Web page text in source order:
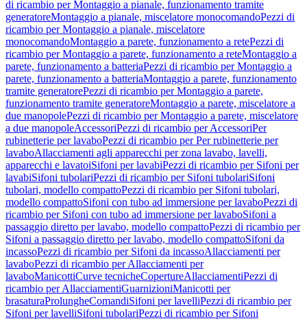
di ricambio per Montaggio a pianale, funzionamento tramite
generatoreMontaggio a pianale, miscelatore monocomandoPezzi di
ricambio per Montaggio a pianale, miscelatore
monocomandoMontaggio a parete, funzionamento a retePezzi di
ricambio per Montaggio a parete, funzionamento a reteMontaggio a
parete, funzionamento a batteriaPezzi di ricambio per Montaggio a
parete, funzionamento a batteriaMontaggio a parete, funzionamento
tramite generatorePezzi di ricambio per Montaggio a parete,
funzionamento tramite generatoreMontaggio a parete, miscelatore a
due manopolePezzi di ricambio per Montaggio a parete, miscelatore
a due manopoleAccessoriPezzi di ricambio per AccessoriPer
rubinetterie per lavaboPezzi di ricambio per Per rubinetterie per
lavaboAllacciamenti agli apparecchi per zona lavabo, lavelli,
apparecchi e lavatoiSifoni per lavabiPezzi di ricambio per Sifoni per
lavabiSifoni tubolariPezzi di ricambio per Sifoni tubolariSifoni
tubolari, modello compattoPezzi di ricambio per Sifoni tubolari,
modello compattoSifoni con tubo ad immersione per lavaboPezzi di
ricambio per Sifoni con tubo ad immersione per lavaboSifoni a
passaggio diretto per lavabo, modello compattoPezzi di ricambio per
Sifoni a passaggio diretto per lavabo, modello compattoSifoni da
incassoPezzi di ricambio per Sifoni da incassoAllacciamenti per
lavaboPezzi di ricambio per Allacciamenti per
lavaboManicottiCurve tecnicheCopertureAllacciamentiPezzi di
ricambio per AllacciamentiGuarnizioniManicotti per
brasaturaProlungheComandiSifoni per lavelliPezzi di ricambio per
Sifoni per lavelliSifoni tubolariPezzi di ricambio per Sifoni